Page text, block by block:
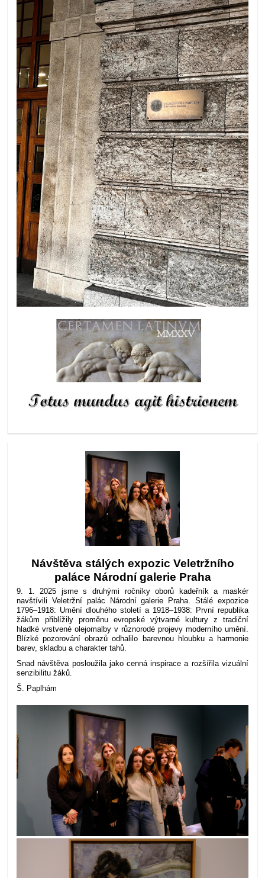
Návštěva stálých expozic Veletržního
paláce Národní galerie Praha
9. 1. 2025 jsme s druhými ročníky oborů kadeřník a maskér
navštívili Veletržní palác Národní galerie Praha. Stálé expozice
1796–1918: Umění dlouhého století a 1918–1938: První republika
žákům přiblížily proměnu evropské výtvarné kultury z tradiční
hladké vrstvené olejomalby v různorodé projevy moderního umění.
Blízké pozorování obrazů odhalilo barevnou hloubku a harmonie
barev, skladbu a charakter tahů.
Snad návštěva posloužila jako cenná inspirace a rozšířila vizuální
senzibilitu žáků.
Š. Paplhám